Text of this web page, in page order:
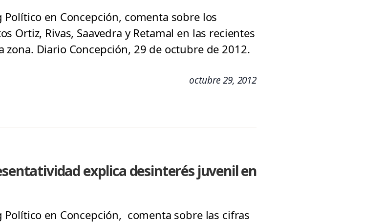
en Concepción, comenta sobre los
Ortiz, Rivas, Saavedra y Retamal en las recientes
zona. Diario Concepción, 29 de octubre de 2012.
octubre 29, 2012
explica desinterés juvenil en
en Concepción, comenta sobre las cifras